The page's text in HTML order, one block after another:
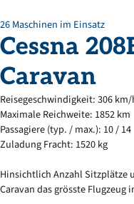
26 Maschinen im Einsatz
Cessna
Caravan
Reisegeschwindigkeit: 306 km/
Maximale Reichweite: 1852 km
Passagiere (typ. / max.): 10 / 14
Zuladung Fracht: 1520 kg
Hinsichtlich Anzahl Sitzplätze
Caravan das grösste Flugzeug